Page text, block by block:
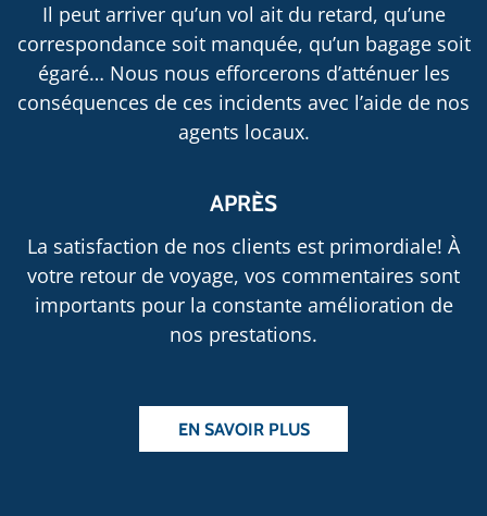
Il peut arriver qu’un vol ait du retard, qu’une
correspondance soit manquée, qu’un bagage soit
égaré… Nous nous efforcerons d’atténuer les
conséquences de ces incidents avec l’aide de nos
agents locaux.
APRÈS
La satisfaction de nos clients est primordiale! À
votre retour de voyage, vos commentaires sont
importants pour la constante amélioration de
nos prestations.
EN SAVOIR PLUS